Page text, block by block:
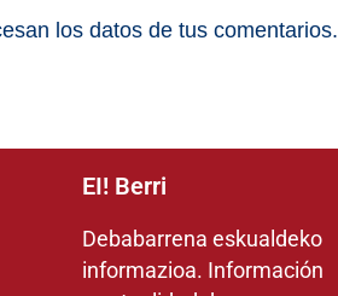
los datos de tus comentarios.
EI! Berri
Debabarrena eskualdeko
informazioa. Información